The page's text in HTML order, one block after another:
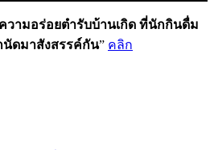
วามอร่อยตำรับบ้านเกิด ที่นักกินดื่ม
ดมาสังสรรค์กัน” คลิก